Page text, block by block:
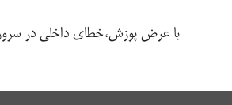
با عرض پوزش،خطای داخلی در